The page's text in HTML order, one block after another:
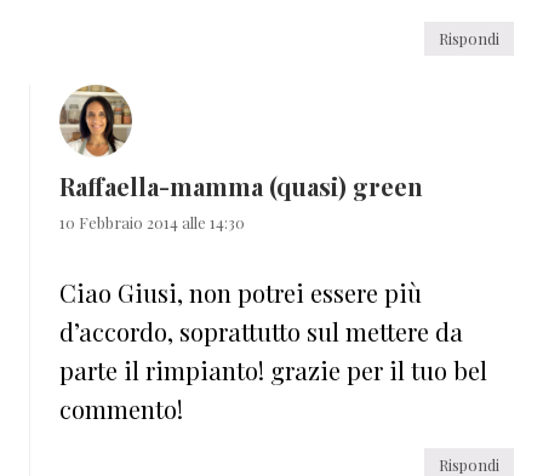
Rispondi
Raffaella-mamma (quasi) green
10 Febbraio 2014 alle 14:30
Ciao Giusi, non potrei essere più
d’accordo, soprattutto sul mettere da
parte il rimpianto! grazie per il tuo bel
commento!
Rispondi